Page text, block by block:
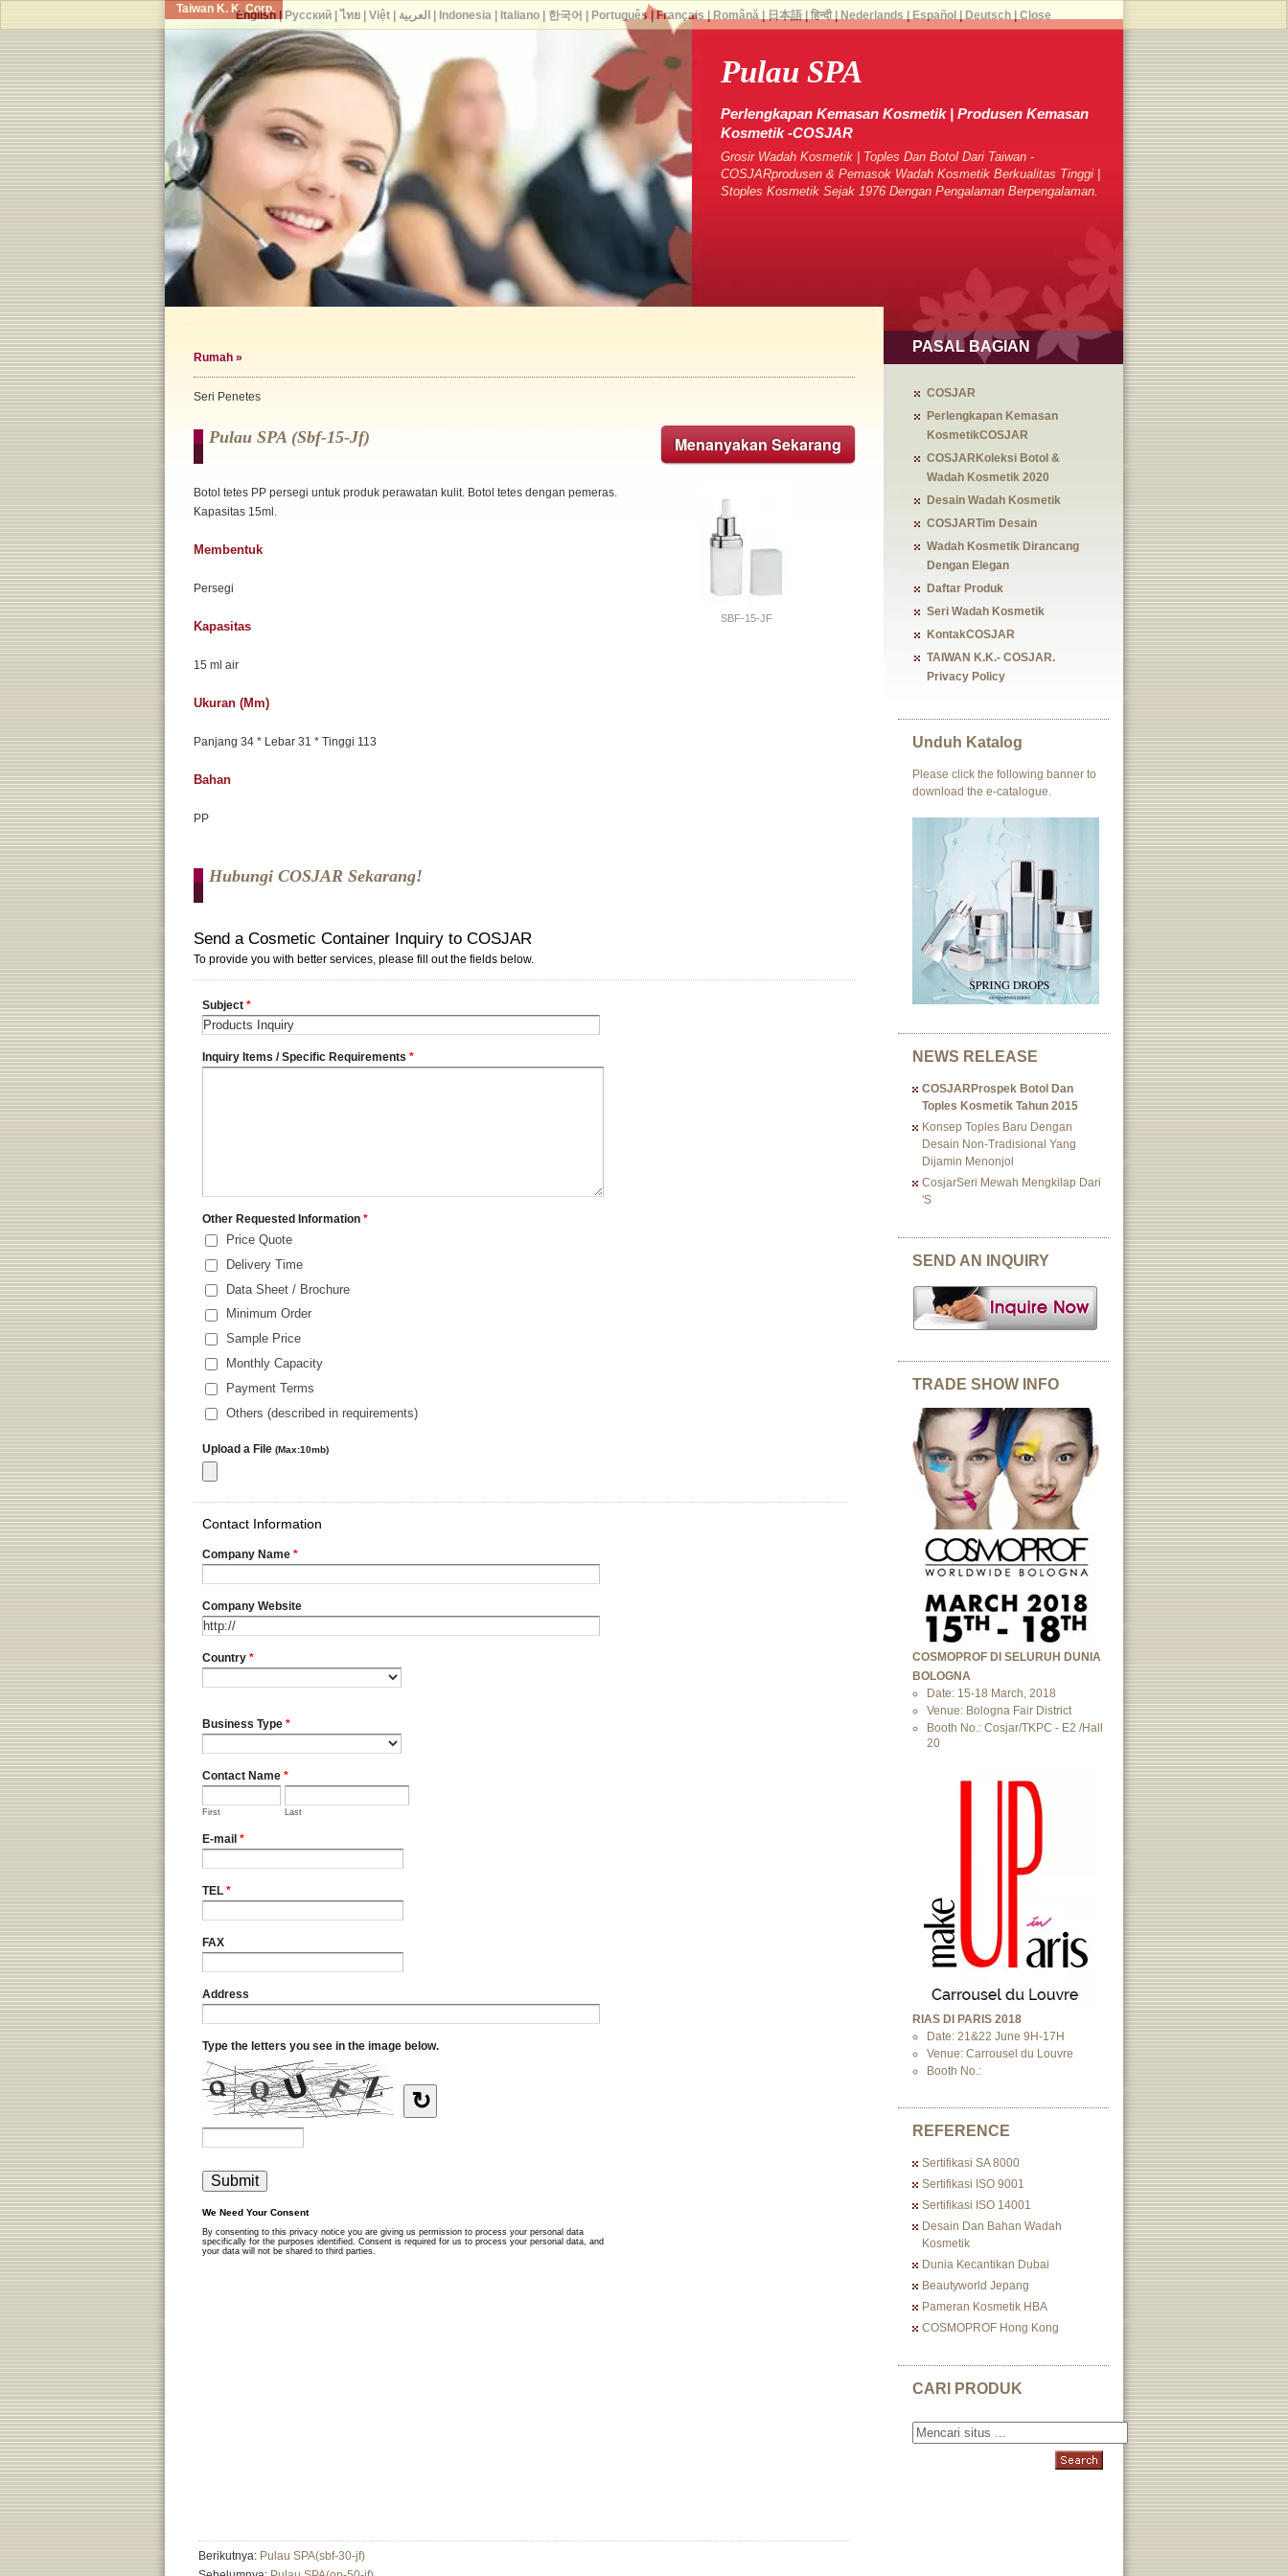
Taiwan K. K. Corp.
Pulau SPA
Perlengkapan Kemasan Kosmetik | Produsen Kemasan
Kosmetik -COSJAR
Grosir Wadah Kosmetik | Toples Dan Botol Dari Taiwan -
COSJARprodusen & Pemasok Wadah Kosmetik Berkualitas Tinggi |
Stoples Kosmetik Sejak 1976 Dengan Pengalaman Berpengalaman.
Rumah »
Seri Penetes
Menanyakan Sekarang
Pulau SPA (sbf-15-Jf)
SBF-15-JF
Botol tetes PP persegi untuk produk perawatan kulit. Botol tetes dengan pemeras.
Kapasitas 15ml.
Membentuk
Persegi
Kapasitas
15 ml air
Ukuran (mm)
Panjang 34 * Lebar 31 * Tinggi 113
Bahan
PP
Hubungi COSJAR Sekarang!
Berikutnya: Pulau SPA(sbf-30-jf)
PASAL BAGIAN
COSJAR
Perlengkapan Kemasan
KosmetikCOSJAR
COSJARKoleksi Botol &
Wadah Kosmetik 2020
Desain Wadah Kosmetik
COSJARTim Desain
Wadah Kosmetik Dirancang
Dengan Elegan
Daftar Produk
Seri Wadah Kosmetik
KontakCOSJAR
TAIWAN K.K.- COSJAR.
Privacy Policy
Unduh Katalog
Please click the following banner to
download the e-catalogue.
NEWS RELEASE
COSJARProspek Botol Dan
Toples Kosmetik Tahun 2015
Konsep Toples Baru Dengan
Desain Non-Tradisional Yang
Dijamin Menonjol
CosjarSeri Mewah Mengkilap Dari
's
SEND AN INQUIRY
TRADE SHOW INFO
COSMOPROF DI SELURUH DUNIA
BOLOGNA
Date: 15-18 March, 2018
Venue: Bologna Fair District
Booth No.: Cosjar/TKPC - E2 /Hall
20
RIAS DI PARIS 2018
Date: 21&22 June 9H-17H
Venue: Carrousel du Louvre
Booth No.:
REFERENCE
Sertifikasi SA 8000
Sertifikasi ISO 9001
Sertifikasi ISO 14001
Desain Dan Bahan Wadah
Kosmetik
Dunia Kecantikan Dubai
Beautyworld Jepang
Pameran Kosmetik HBA
COSMOPROF Hong Kong
CARI PRODUK
English| Русский| ไทย| Việt| العربية Indonesia| Italiano| 한국어 Português Français Română| 日本語| हिन्दी| Nederlands Español Deutsch| Close